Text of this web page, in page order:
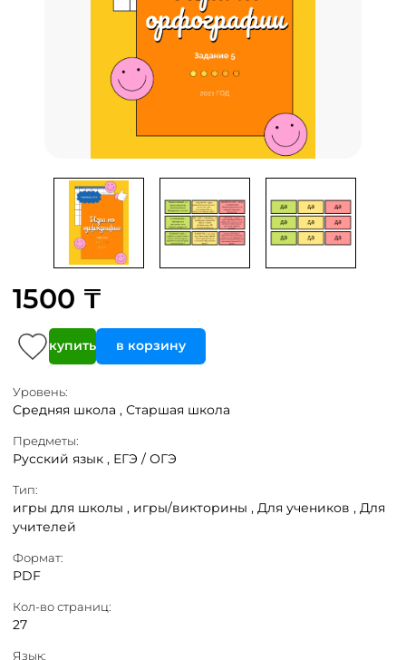
1500 ₸
купить в корзину
Уровень:
Средняя школа , Старшая школа
Предметы:
Русский язык , ЕГЭ / ОГЭ
Тип:
игры для школы , игры/викторины , Для учеников , Для
учителей
Формат:
PDF
Кол-во страниц:
27
Язык: